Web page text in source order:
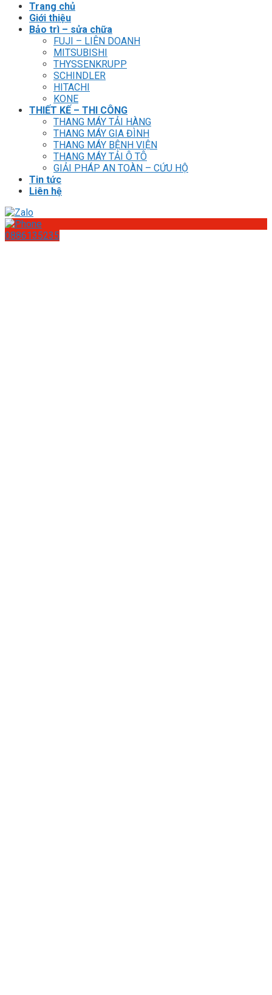
Trang chủ
Giới thiệu
Bảo trì – sửa chữa
FUJI – LIÊN DOANH
MITSUBISHI
THYSSENKRUPP
SCHINDLER
HITACHI
KONE
THIẾT KẾ – THI CÔNG
THANG MÁY TẢI HÀNG
THANG MÁY GIA ĐÌNH
THANG MÁY BỆNH VIỆN
THANG MÁY TẢI Ô TÔ
GIẢI PHÁP AN TOÀN – CỨU HỘ
Tin tức
Liên hệ
0886135235